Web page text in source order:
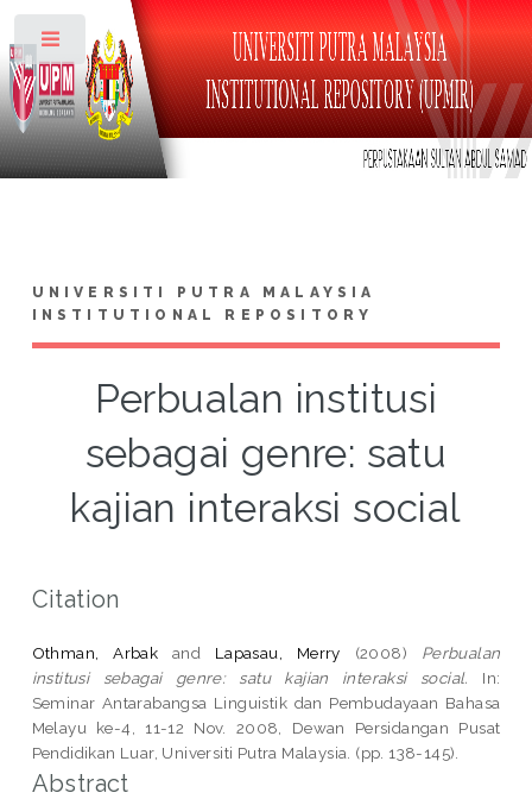
UNIVERSITI PUTRA MALAYSIA
INSTITUTIONAL REPOSITORY
Perbualan institusi
sebagai genre: satu
kajian interaksi social
Citation
Othman, Arbak and Lapasau, Merry (2008) Perbualan
institusi sebagai genre: satu kajian interaksi social.
In:
Seminar Antarabangsa Linguistik dan Pembudayaan Bahasa
Melayu ke-4, 11-12 Nov. 2008, Dewan Persidangan Pusat
Pendidikan Luar, Universiti Putra Malaysia. (pp. 138-145).
Abstract
Toggle